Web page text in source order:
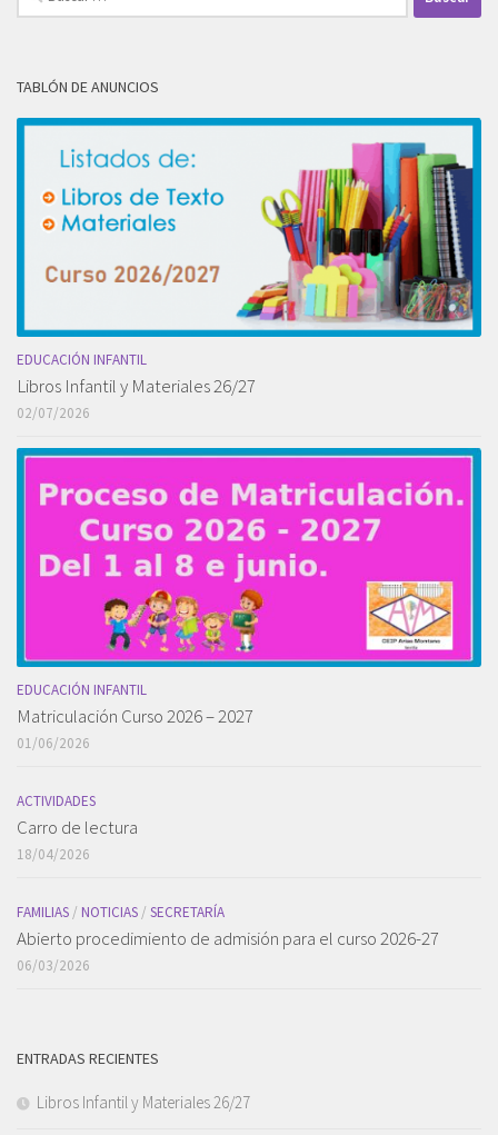
TABLÓN DE ANUNCIOS
EDUCACIÓN INFANTIL
Libros Infantil y Materiales 26/27
02/07/2026
EDUCACIÓN INFANTIL
Matriculación Curso 2026 – 2027
01/06/2026
ACTIVIDADES
Carro de lectura
18/04/2026
FAMILIAS / NOTICIAS / SECRETARÍA
Abierto procedimiento de admisión para el curso 2026-27
06/03/2026
ENTRADAS RECIENTES
Libros Infantil y Materiales 26/27